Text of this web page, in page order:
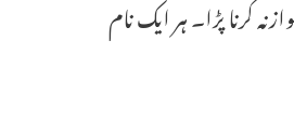
کرنا پڑا۔ ہر ایک نام